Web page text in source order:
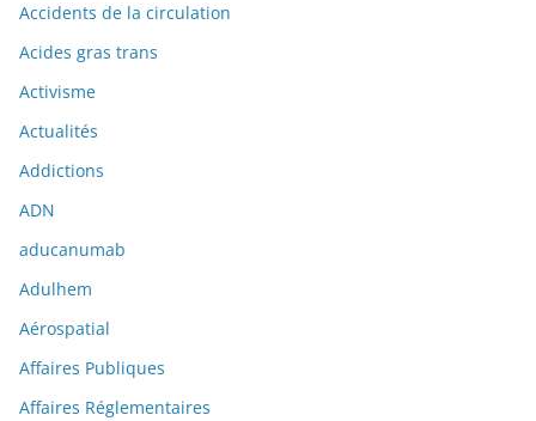
Accidents de la circulation
Acides gras trans
Activisme
Actualités
Addictions
ADN
aducanumab
Adulhem
Aérospatial
Affaires Publiques
Affaires Réglementaires